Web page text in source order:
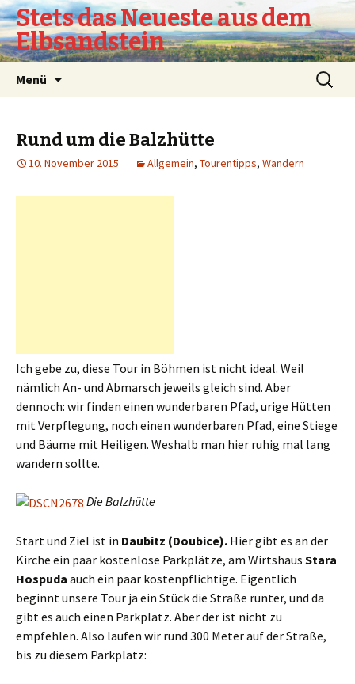
Stets das Neueste aus dem
Elbsandstein
Menü
Suchen
nach:
Rund um die Balzhütte
10. November 2015 Allgemein, Tourentipps, Wandern
Ich gebe zu, diese Tour in Böhmen ist nicht ideal. Weil
nämlich An- und Abmarsch jeweils gleich sind. Aber
dennoch: wir finden einen wunderbaren Pfad, urige Hütten
mit Verpflegung, noch einen wunderbaren Pfad, eine Stiege
und Bäume mit Heiligen. Weshalb man hier ruhig mal lang
wandern sollte.
Die Balzhütte
Start und Ziel ist in Daubitz (Doubice). Hier gibt es an der
Kirche ein paar kostenlose Parkplätze, am Wirtshaus Stara
Hospuda auch ein paar kostenpflichtige. Eigentlich
beginnt unsere Tour ja ein Stück die Straße runter, und da
gibt es auch einen Parkplatz. Aber der ist nicht zu
empfehlen. Also laufen wir rund 300 Meter auf der Straße,
bis zu diesem Parkplatz: